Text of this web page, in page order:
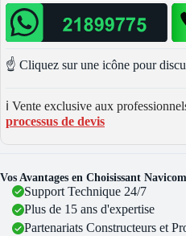
☝️ Cliquez sur une icône pour
ℹ️ Vente exclusive aux
processus de devis
Vos Avantages en Choisissant
Support Technique 24/7
Plus de 15 ans d'expertise
Partenariats Constructeurs et